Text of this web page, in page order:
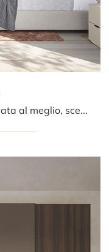
Se vuoi una zona notte ammobiliata al meglio, scegli l'armadio Style N114 con ante scorrevoli di Colombini Casa!